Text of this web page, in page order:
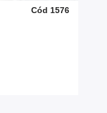
Cód 1576